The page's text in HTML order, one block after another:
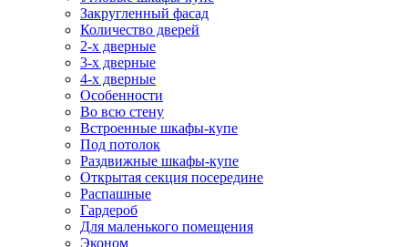
Закругленный фасад
Количество дверей
2-х дверные
3-х дверные
4-х дверные
Особенности
Во всю стену
Встроенные шкафы-купе
Под потолок
Раздвижные шкафы-купе
Открытая секция посередине
Распашные
Гардероб
Для маленького помещения
Эконом